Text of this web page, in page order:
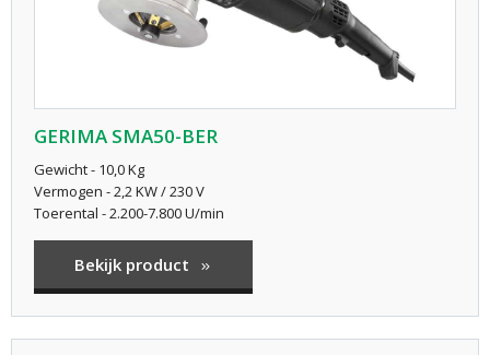
GERIMA SMA50-BER
Gewicht - 10,0 Kg
Vermogen - 2,2 KW / 230 V
Toerental - 2.200-7.800 U/min
Bekijk product